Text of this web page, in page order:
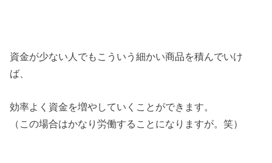
資金が少ない人でもこういう細かい商品を積んでいけ
ば、
効率よく資金を増やしていくことができます。
（この場合はかなり労働することになりますが。笑）